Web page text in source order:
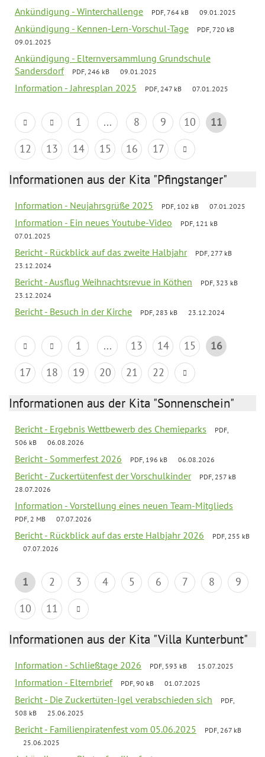
Ankündigung - Winterchallenge PDF, 764 kB 09.01.2025
Ankündigung - Kennen-Lern-Vorschul-Tage
PDF, 720 kB
09.01.2025
Ankündigung - Elternversammlung Grundschule
Sandersdorf
PDF, 246 kB 09.01.2025
Information - Jahresplan 2025 PDF, 247 kB 07.01.2025
1 ... 8 9 10
11
12
13 14 15 16 17
Informationen aus der Kita "Pfingstanger"
Information - Neujahrsgrüße 2025 PDF, 102 kB 07.01.2025
Information - Ein neues Youtube-Video
PDF, 121 kB
07.01.2025
Bericht - Rückblick auf das zweite Halbjahr
PDF, 277 kB
23.12.2024
Bericht - Ausflug Weihnachtsrevue in Köthen
PDF, 323 kB
23.12.2024
Bericht - Besuch in der Kirche PDF, 283 kB 23.12.2024
1 ... 13 14 15
16
17
18 19 20 21 22
Informationen aus der Kita "Sonnenschein"
Bericht - Ergebnis Wettbewerb des Chemieparks
PDF,
506 kB
06.08.2026
Bericht - Sommerfest 2026 PDF, 196 kB 06.08.2026
Bericht - Zuckertütenfest der Vorschulkinder
PDF, 257 kB
28.07.2026
Information - Vorstellung eines neuen Team-Mitglieds
PDF, 2 MB 07.07.2026
Bericht - Rückblick auf das erste Halbjahr 2026
PDF, 255 kB
07.07.2026
1 2 3 4 5 6 7 8
9
10
11
Informationen aus der Kita "Villa Kunterbunt"
Information - Schließtage 2026 PDF, 593 kB 15.07.2025
Information - Elternbrief PDF, 90 kB 01.07.2025
Bericht - Die Zuckertüten-Igel verabschieden sich
PDF,
508 kB
25.06.2025
Bericht - Familienpiratenfest vom 05.06.2025
PDF, 267 kB
25.06.2025